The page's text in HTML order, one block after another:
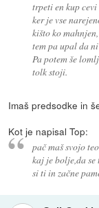
trpeti en kup
ker je vse
kišto ko
tem pa upal da
Pa potem še
tolk stoji.
Imaš predsodke in
Kot je napisal Top:
pač maš svojo
kaj je bolje,da se
si ti in začne